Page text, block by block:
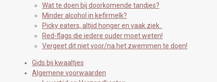
Wat te doen bij doorkomende tandjes?
Minder alcohol in kefirmelk?
Picky eaters, altijd honger en vaak ziek..
Red-flags die iedere ouder moet weten!
Vergeet dit niet voor/na het zwemmen te doen!
Gids bij kwaaltjes
Algemene voorwaarden